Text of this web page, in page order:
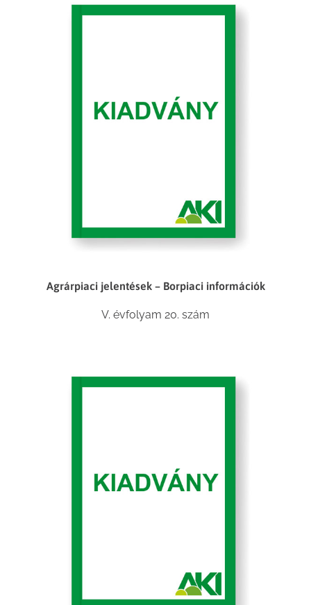
Agrárpiaci jelentések – Borpiaci információk
V. évfolyam 20. szám